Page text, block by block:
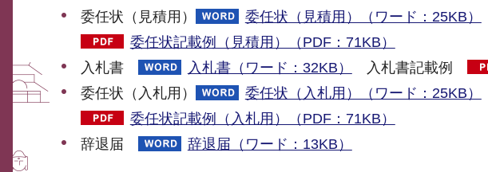
委任状（見積用）
委任状（見積用）（ワード：25KB）
委任状記載例（見積用）（PDF：71KB）
入札書
入札書（ワード：32KB） 入札書記載例
委任状（入札用）
委任状（入札用）（ワード：25KB）
委任状記載例（入札用）（PDF：71KB）
辞退届
辞退届（ワード：13KB）